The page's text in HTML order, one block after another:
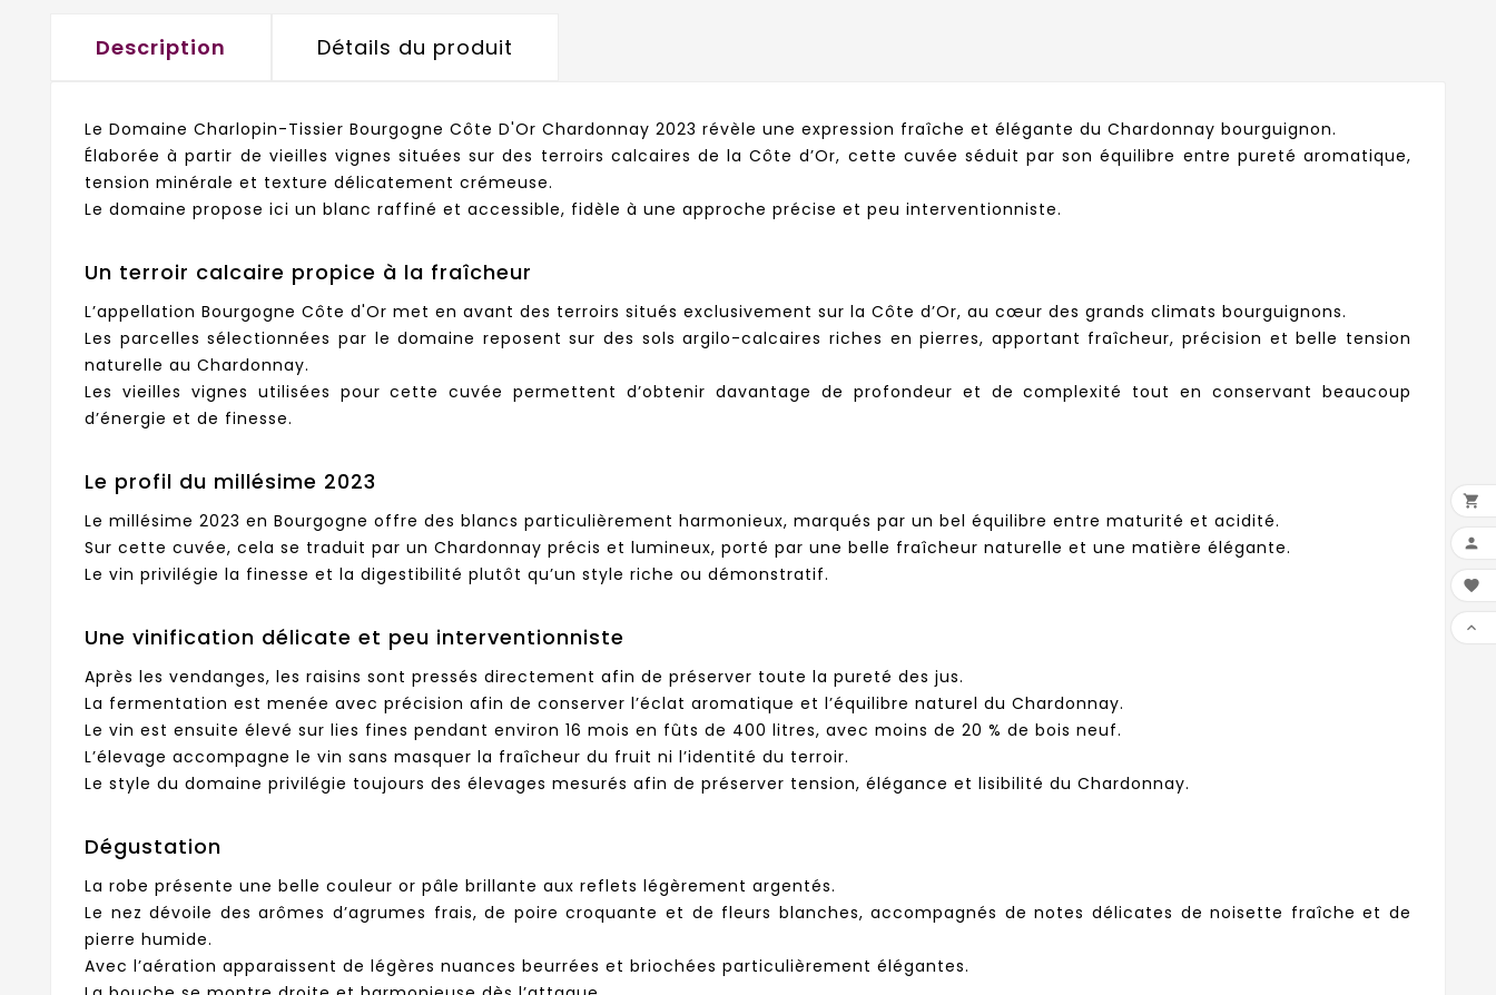
Description Détails du produit
Le Domaine Charlopin-Tissier Bourgogne Côte D'Or Chardonnay 2023 révèle une expression fraîche et élégante du Chardonnay bourguignon.
Élaborée à partir de vieilles vignes situées sur des terroirs calcaires de la Côte d’Or, cette cuvée séduit par son équilibre entre pureté aromatique,
tension minérale et texture délicatement crémeuse.
Le domaine propose ici un blanc raffiné et accessible, fidèle à une approche précise et peu interventionniste.
Un terroir calcaire propice à la fraîcheur
L’appellation Bourgogne Côte d'Or met en avant des terroirs situés exclusivement sur la Côte d’Or, au cœur des grands climats bourguignons.
Les parcelles sélectionnées par le domaine reposent sur des sols argilo-calcaires riches en pierres, apportant fraîcheur, précision et belle tension
naturelle au Chardonnay.
Les vieilles vignes utilisées pour cette cuvée permettent d’obtenir davantage de profondeur et de complexité tout en conservant beaucoup
d’énergie et de finesse.
Le profil du millésime 2023
Le millésime 2023 en Bourgogne offre des blancs particulièrement harmonieux, marqués par un bel équilibre entre maturité et acidité.
Sur cette cuvée, cela se traduit par un Chardonnay précis et lumineux, porté par une belle fraîcheur naturelle et une matière élégante.
Le vin privilégie la finesse et la digestibilité plutôt qu’un style riche ou démonstratif.
Une vinification délicate et peu interventionniste
Après les vendanges, les raisins sont pressés directement afin de préserver toute la pureté des jus.
La fermentation est menée avec précision afin de conserver l’éclat aromatique et l’équilibre naturel du Chardonnay.
Le vin est ensuite élevé sur lies fines pendant environ 16 mois en fûts de 400 litres, avec moins de 20 % de bois neuf.
L’élevage accompagne le vin sans masquer la fraîcheur du fruit ni l’identité du terroir.
Le style du domaine privilégie toujours des élevages mesurés afin de préserver tension, élégance et lisibilité du Chardonnay.
Dégustation
La robe présente une belle couleur or pâle brillante aux reflets légèrement argentés.
Le nez dévoile des arômes d’agrumes frais, de poire croquante et de fleurs blanches, accompagnés de notes délicates de noisette fraîche et de
pierre humide.
Avec l’aération apparaissent de légères nuances beurrées et briochées particulièrement élégantes.



